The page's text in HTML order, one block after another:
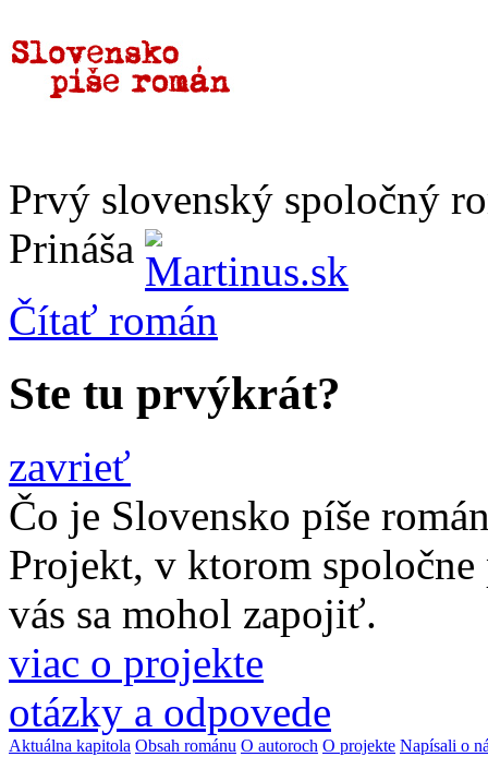
Prvý slovenský spoločný
Prináša
Čítať román
Ste tu prvýkrát?
zavrieť
Čo je Slovensko píše
Projekt, v ktorom
vás sa mohol zapojiť.
viac o projekte
otázky a odpovede
Aktuálna kapitola Obsah románu O autoroch O projekte Napísali o